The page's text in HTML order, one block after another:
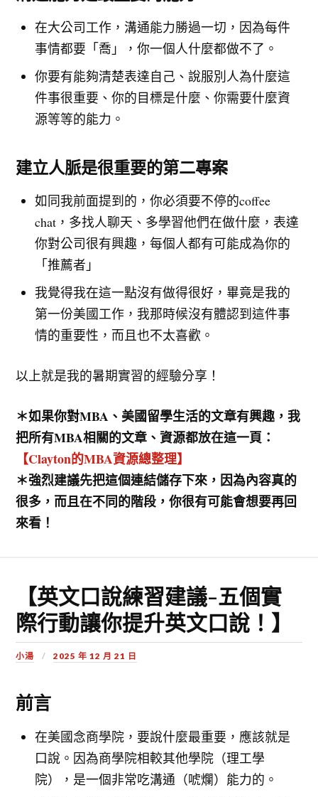
在大公司工作，溝通能力勝過一切，因為每件
事情都要「喬」，你一個人什麼都做不了。
你要有能夠清楚表達自己、說服別人為什麼這
件事很重要、你的目標是什麼、你需要什麼資
源等等的能力。
建立人脈是很重要的第二專案
如同我前面提到的，你必須要不停的coffee
chat，多找人聊天、多學習他們在做什麼，表達
你對公司很有興趣，每個人都有可能成為你的
「推薦者」
我覺得我在這一點沒有做得很好，畢竟是我的
第一份美國工作，我那時候沒有體認到這件事
情的重要性，而且也不太喜歡。
以上就是我的暑期實習的經驗分享！
＊如果你對MBA、美國留學生活的文章有興趣，我
把所有MBA相關的文章、資源都放在這一頁：
【Clayton的MBA資源總整理】
＊強烈建議先把這個連結儲存下來，因為內容真的
很多，而且在不同的階段，你很有可能會想要再回
來看！
【英文口說練習建議-五個實
際行動讓你提升英文口說！】
小湯 2025 年 12 月 21 日
前言
在美國念商學院，要說什麼最重要，應該就是
口說。因為商學院相較其他學院（理工學
院），是一個非常吃溝通（唬爛）能力的。